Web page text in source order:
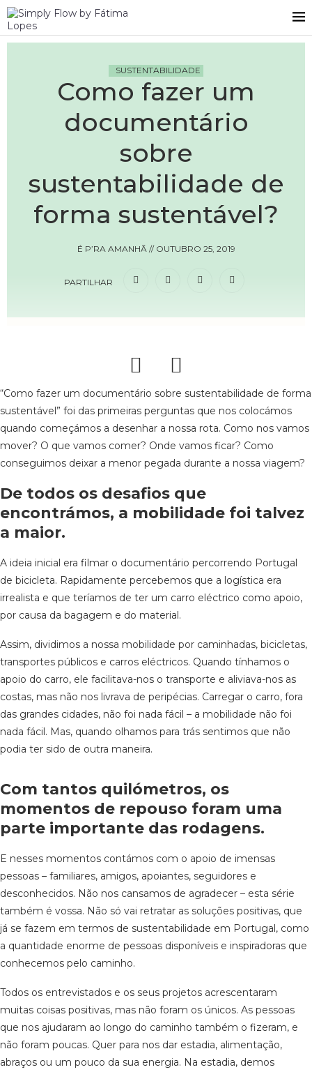
SUSTENTABILIDADE
Como fazer um
documentário
sobre
sustentabilidade de
forma sustentável?
É P’RA AMANHÃ// OUTUBRO 25, 2019
PARTILHAR
“Como fazer um documentário sobre sustentabilidade de forma
sustentável” foi das primeiras perguntas que nos colocámos
quando começámos a desenhar a nossa rota. Como nos vamos
mover? O que vamos comer? Onde vamos ficar? Como
conseguimos deixar a menor pegada durante a nossa viagem?
De todos os desafios que
encontrámos, a mobilidade foi talvez
a maior.
A ideia inicial era filmar o documentário percorrendo Portugal
de bicicleta. Rapidamente percebemos que a logística era
irrealista e que teríamos de ter um carro eléctrico como apoio,
por causa da bagagem e do material.
Assim, dividimos a nossa mobilidade por caminhadas, bicicletas,
transportes públicos e carros eléctricos. Quando tínhamos o
apoio do carro, ele facilitava-nos o transporte e aliviava-nos as
costas, mas não nos livrava de peripécias. Carregar o carro, fora
das grandes cidades, não foi nada fácil – a mobilidade não foi
nada fácil. Mas, quando olhamos para trás sentimos que não
podia ter sido de outra maneira.
Com tantos quilómetros, os
momentos de repouso foram uma
parte importante das rodagens.
E nesses momentos contámos com o apoio de imensas
pessoas – familiares, amigos, apoiantes, seguidores e
desconhecidos. Não nos cansamos de agradecer – esta série
também é vossa. Não só vai retratar as soluções positivas, que
já se fazem em termos de sustentabilidade em Portugal, como
a quantidade enorme de pessoas disponíveis e inspiradoras que
conhecemos pelo caminho.
Todos os entrevistados e os seus projetos acrescentaram
muitas coisas positivas, mas não foram os únicos. As pessoas
que nos ajudaram ao longo do caminho também o fizeram, e
não foram poucas. Quer para nos dar estadia, alimentação,
abraços ou um pouco da sua energia. Na estadia, demos